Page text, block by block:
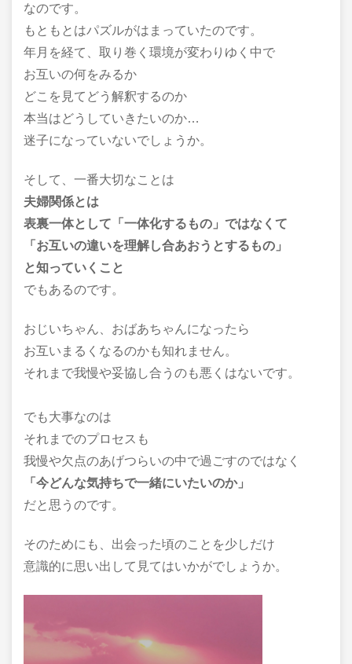
なのです。
もともとはパズルがはまっていたのです。
年月を経て、取り巻く環境が変わりゆく中で
お互いの何をみるか
どこを見てどう解釈するのか
本当はどうしていきたいのか…
迷子になっていないでしょうか。
そして、一番大切なことは
夫婦関係とは
表裏一体として「一体化するもの」ではなくて
「お互いの違いを理解し合あおうとするもの」
と知っていくこと
でもあるのです。
おじいちゃん、おばあちゃんになったら
お互いまるくなるのかも知れません。
それまで我慢や妥協し合うのも悪くはないです。
でも大事なのは
それまでのプロセスも
我慢や欠点のあげつらいの中で過ごすのではなく
「今どんな気持ちで一緒にいたいのか」
だと思うのです。
そのためにも、出会った頃のことを少しだけ
意識的に思い出して見てはいかがでしょうか。